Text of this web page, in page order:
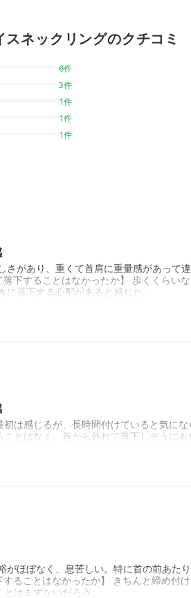
ネックリングのクチコミ
6件
3件
1件
1件
1件
さがあり、重くて首肩に重量感があって
下することはなかったか】 歩くくらい
落下する心配があると感じた。
は感じるが、長時間付けていると気に
とはなく、首から外れて落下しそうにも
がほぼなく、息苦しい。特に首の前あた
ることはなかったか】 きちんと締め付
はまずないだろう。